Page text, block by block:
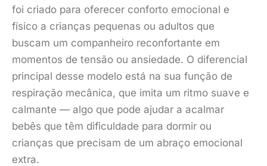
foi criado para oferecer conforto emocional e
físico a crianças pequenas ou adultos que
buscam um companheiro reconfortante em
momentos de tensão ou ansiedade. O diferencial
principal desse modelo está na sua função de
respiração mecânica, que imita um ritmo suave e
calmante — algo que pode ajudar a acalmar
bebês que têm dificuldade para dormir ou
crianças que precisam de um abraço emocional
extra.